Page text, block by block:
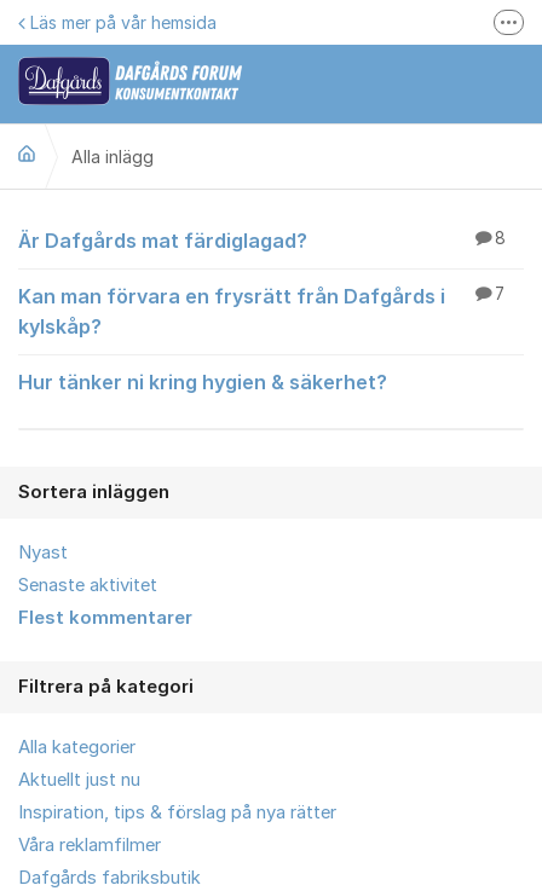
Hoppa till innehåll
Läs mer på vår hemsida
Jobba hos oss!
Alla inlägg
Alla inlägg
Är Dafgårds mat färdiglagad? 8
Kan man förvara en frysrätt från Dafgårds i
kylskåp?
7
Hur tänker ni kring hygien & säkerhet?
Sortera inläggen
Nyast
Senaste aktivitet
Flest kommentarer
Filtrera på kategori
Alla kategorier
Aktuellt just nu
Inspiration, tips & förslag på nya rätter
Våra reklamfilmer
Dafgårds fabriksbutik